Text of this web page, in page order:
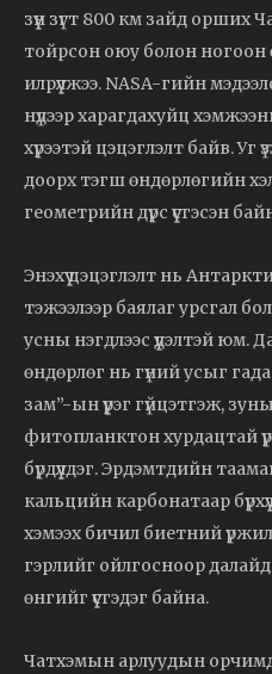
зүүн зүгт 800 км зайд
тойрсон оюу болон ногоон
илрүүлжээ. NASA-гийн
нүдээр харагдахуйц
хүрээтэй цэцэглэлт байв.
доорх тэгш өндөрлөгийн
геометрийн дүрс үүсгэсэн
Энэхүү цэцэглэлт нь
тэжээлээр баялаг урсгал
усны нэгдлээс үүдэлтэй
өндөрлөг нь гүний усыг
зам”-ын үүрэг гүйцэтгэж, зуны
фитопланктон хурдацтай
бүрдүүлдэг. Эрдэмтдийн
кальцийн карбонатаар
хэмээх бичил биетний
гэрлийг ойлгосноор
өнгийг үүсгэдэг байна.
Чатхэмын арлуудын орчимд